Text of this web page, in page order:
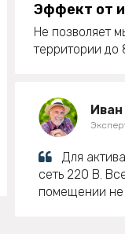
Эффект от
Не позволяет
территории до
Для
сеть 220 В.
помещении не